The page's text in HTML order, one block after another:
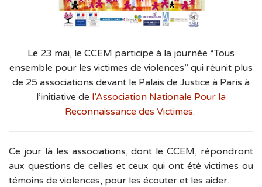
Le 23 mai, le CCEM participe à la journée “Tous
ensemble pour les victimes de violences” qui réunit plus
de 25 associations devant le Palais de Justice à Paris à
l’initiative de l’Association Nationale Pour la
Reconnaissance des Victimes.
Ce jour là les associations, dont le CCEM, répondront
aux questions de celles et ceux qui ont été victimes ou
témoins de violences, pour les écouter et les aider.